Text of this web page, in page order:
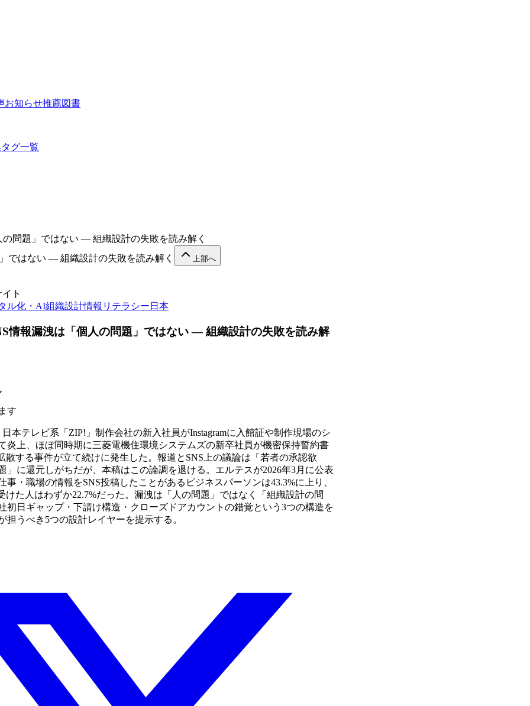
お知らせ推薦図書
タグ一覧
問題」ではない — 組織設計の失敗を読み解く
ではない — 組織設計の失敗を読み解く
上部へ
ト
ル化・AI組織設計情報リテラシー 日本
情報漏洩は「個人の問題」ではない — 組織設計の失敗を読み解
す
日本テレビ系「ZIP!」制作会社の新入社員がInstagramに入館証や制作現場のシ
炎上、ほぼ同時期に三菱電機住環境システムズの新卒社員が機密保持誓約書
散する事件が立て続けに発生した。報道とSNS上の議論は「若者の承認欲
」に還元しがちだが、本稿はこの論調を退ける。エルテスが2026年3月に公表
事・職場の情報をSNS投稿したことがあるビジネスパーソンは43.3%に上り、
けた人はわずか22.7%だった。漏洩は「人の問題」ではなく「組織設計の問
初日ギャップ・下請け構造・クローズドアカウントの錯覚という3つの構造を
担うべき5つの設計レイヤーを提示する。